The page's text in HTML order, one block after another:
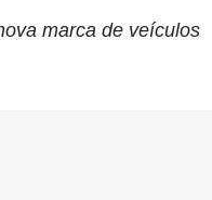
marca de veículos